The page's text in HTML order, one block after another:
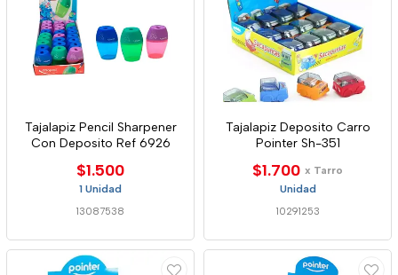
Tajalapiz Pencil Sharpener
Con Deposito Ref 6926
$1.500
1 Unidad
13087538
Tajalapiz Deposito Carro
Pointer Sh-351
$1.700 x Tarro
Unidad
10291253